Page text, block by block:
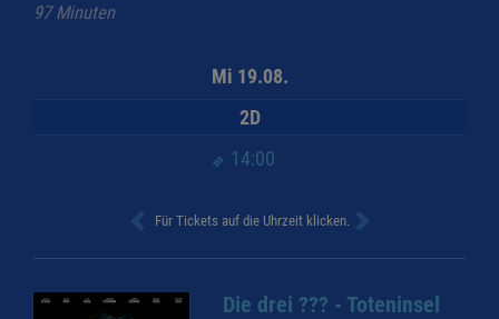
97 Minuten
Mi 19.08.
2D
14:00
Für Tickets auf die Uhrzeit klicken.
Die drei ??? - Toteninsel